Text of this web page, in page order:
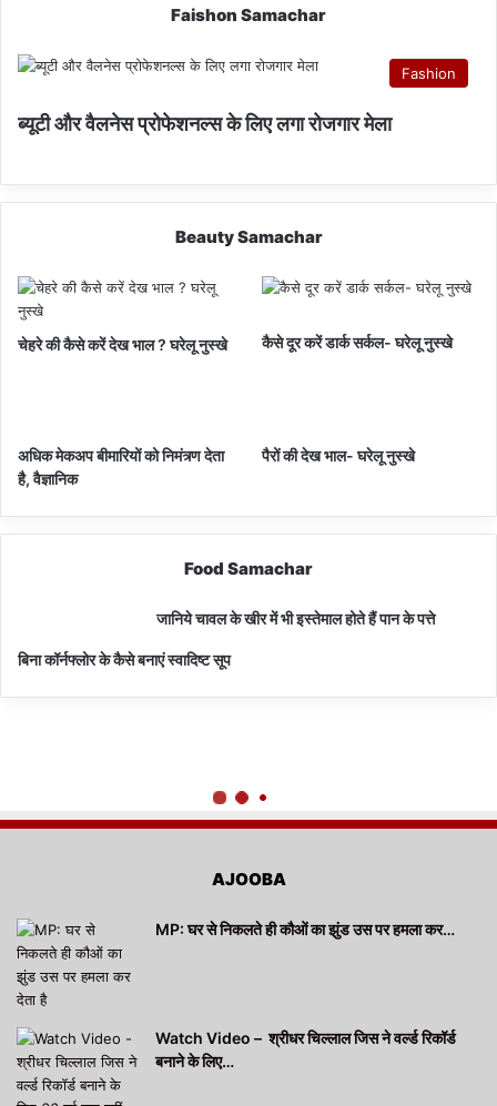
Faishon Samachar
Fashion
ब्यूटी और वैलनेस प्रोफेशनल्स के लिए लगा रोजगार मेला
Beauty Samachar
चेहरे की कैसे करें देख भाल ? घरेलू नुस्खे कैसे दूर करें डार्क सर्कल- घरेलू नुस्खे
अधिक मेकअप बीमारियों को निमंत्र्ण देता
है, वैज्ञानिक
पैरों की देख भाल- घरेलू नुस्खे
Food Samachar
जानिये चावल के खीर में भी इस्तेमाल होते हैं पान के पत्ते
बिना कॉर्नफ्लोर के कैसे बनाएं स्वादिष्ट सूप
AJOOBA
MP: घर से निकलते ही कौओं का झुंड उस पर हमला कर…
Watch Video – श्रीधर चिल्लाल जिस ने वर्ल्ड रिकॉर्ड
बनाने के लिए…